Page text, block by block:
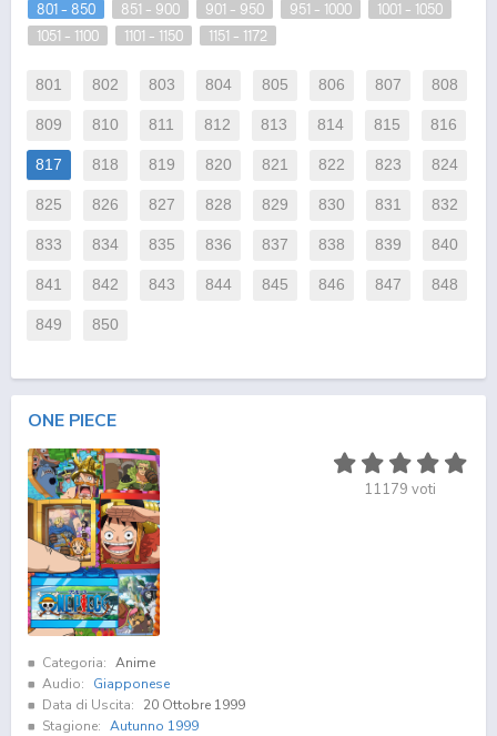
801 - 850
851 - 900 901 - 950 951 - 1000
1001 - 1050
1051 - 1100
1101 - 1150 1151 - 1172
801 802 803 804 805 806 807 808
809 810 811 812 813 814 815 816
817 818 819 820 821 822 823 824
825 826 827 828 829 830 831 832
833 834 835 836 837 838 839 840
841 842 843 844 845 846 847 848
849 850
ONE PIECE
11179 voti
Categoria: Anime
Audio:
Giapponese
Data di Uscita:
20 Ottobre 1999
Stagione: Autunno 1999